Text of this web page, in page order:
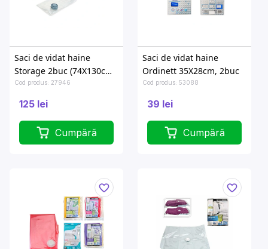
Saci de vidat haine
Storage 2buc (74X130cm,
50X86cm)
Cod produs: 27946
125 lei
Cumpără
Saci de vidat haine
Ordinett 35X28cm, 2buc
Cod produs: 53088
39 lei
Cumpără